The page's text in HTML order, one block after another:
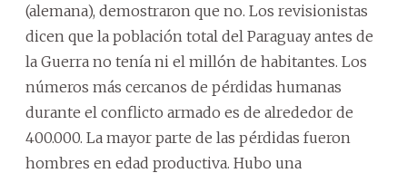
(alemana), demostraron que no. Los revisionistas
dicen que la población total del Paraguay antes de
la Guerra no tenía ni el millón de habitantes. Los
números más cercanos de pérdidas humanas
durante el conflicto armado es de alrededor de
400.000. La mayor parte de las pérdidas fueron
hombres en edad productiva. Hubo una